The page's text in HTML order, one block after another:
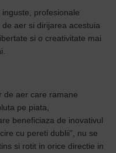
profesionale
aer si dirijarea acestuia
si o creativitate mai
de aer care ramane
pe piata,
beneficiaza de inovativul
cu pereti dublii”, nu se
si rotit in orice directie in